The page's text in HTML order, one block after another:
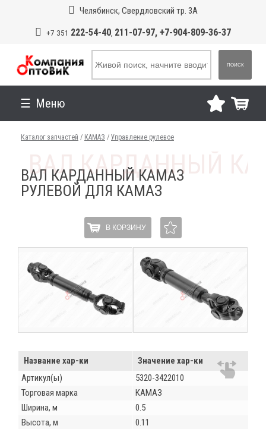
Челябинск, Свердловский тр. 3А
+7 351 222-54-40, 211-07-97, +7-904-809-36-37
ПОИСК
Меню
Каталог запчастей / КАМАЗ / Управление рулевое
ВАЛ КАРДАННЫЙ КАМАЗ
РУЛЕВОЙ ДЛЯ КАМАЗ
В КОРЗИНУ
Название хар-ки
Значение хар-ки
Артикул(ы)
5320-3422010
Торговая марка
КАМАЗ
Ширина, м
0.5
Высота, м
0.11